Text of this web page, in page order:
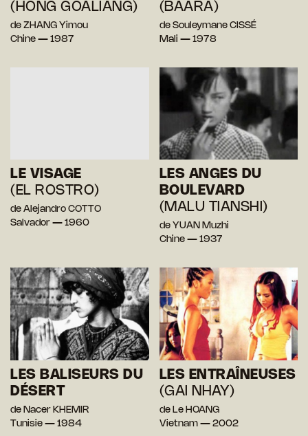
(HONG GOALIANG)
de ZHANG Yimou
Chine — 1987
(BAARA)
de Souleymane CISSÉ
Mali — 1978
LE VISAGE
(EL ROSTRO)
de Alejandro COTTO
Salvador — 1960
LES ANGES DU
BOULEVARD
(MALU TIANSHI)
de YUAN Muzhi
Chine — 1937
LES BALISEURS DU
DÉSERT
de Nacer KHEMIR
Tunisie — 1984
LES ENTRAÎNEUSES
(GAI NHAY)
de Le HOANG
Vietnam — 2002